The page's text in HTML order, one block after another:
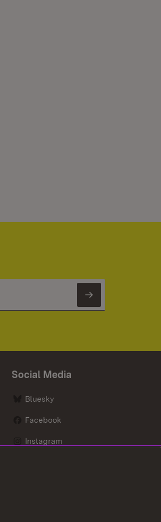
Newsletter
Social Media
Bluesky
Facebook
Instagram